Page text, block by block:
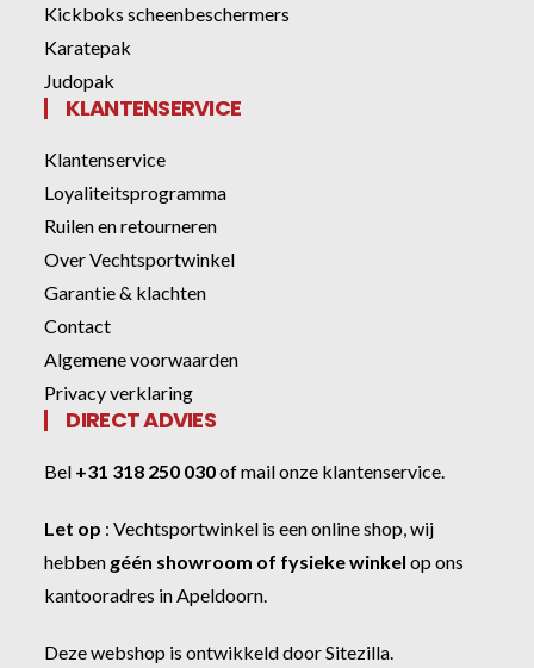
Kickboks scheenbeschermers
Karatepak
Judopak
KLANTENSERVICE
Klantenservice
Loyaliteitsprogramma
Ruilen en retourneren
Over Vechtsportwinkel
Garantie & klachten
Contact
Algemene voorwaarden
Privacy verklaring
DIRECT ADVIES
Bel +31 318 250 030ofmail onze klantenservice
Let op :Vechtsportwinkel is een online shop, wij
hebben géén showroom of fysieke winkel op ons
kantooradres in Apeldoorn.
Deze webshop is ontwikkeld doorSitezilla